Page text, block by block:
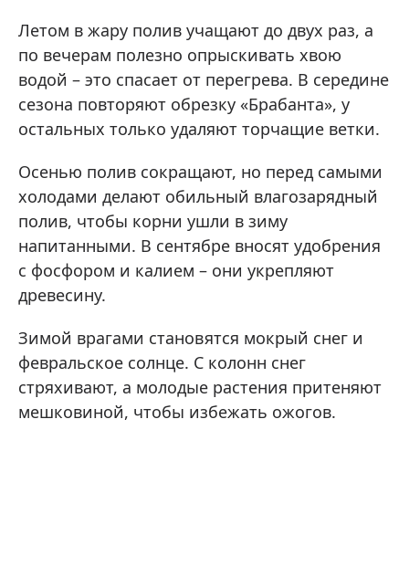
Летом в жару полив учащают до двух раз, а
по вечерам полезно опрыскивать хвою
водой – это спасает от перегрева. В середине
сезона повторяют обрезку «Брабанта», у
остальных только удаляют торчащие ветки.
Осенью полив сокращают, но перед самыми
холодами делают обильный влагозарядный
полив, чтобы корни ушли в зиму
напитанными. В сентябре вносят удобрения
с фосфором и калием – они укрепляют
древесину.
Зимой врагами становятся мокрый снег и
февральское солнце. С колонн снег
стряхивают, а молодые растения притеняют
мешковиной, чтобы избежать ожогов.